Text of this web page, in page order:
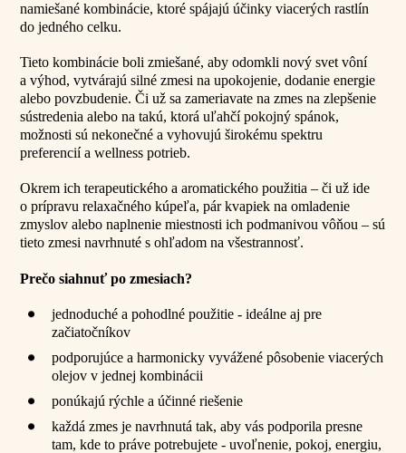
namiešané kombinácie, ktoré spájajú účinky viacerých rastlín
do jedného celku.
Tieto kombinácie boli zmiešané, aby odomkli nový svet vôní
a výhod, vytvárajú silné zmesi na upokojenie, dodanie energie
alebo povzbudenie. Či už sa zameriavate na zmes na zlepšenie
sústredenia alebo na takú, ktorá uľahčí pokojný spánok,
možnosti sú nekonečné a vyhovujú širokému spektru
preferencií a wellness potrieb.
Okrem ich terapeutického a aromatického použitia – či už ide
o prípravu relaxačného kúpeľa, pár kvapiek na omladenie
zmyslov alebo naplnenie miestnosti ich podmanivou vôňou – sú
tieto zmesi navrhnuté s ohľadom na všestrannosť.
Prečo siahnuť po zmesiach?
jednoduché a pohodlné použitie - ideálne aj pre
začiatočníkov
podporujúce a harmonicky vyvážené pôsobenie viacerých
olejov v jednej kombinácii
ponúkajú rýchle a účinné riešenie
každá zmes je navrhnutá tak, aby vás podporila presne
tam, kde to práve potrebujete - uvoľnenie, pokoj, energiu,